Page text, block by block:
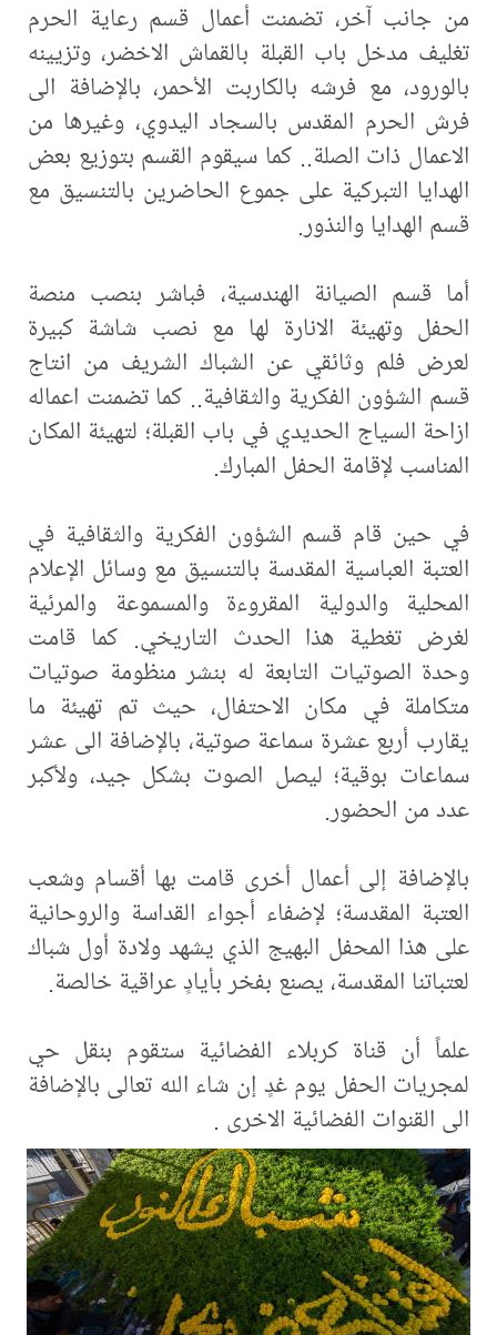
من جانب آخر، تضمنت أعمال قسم رعاية الحرم
تغليف مدخل باب القبلة بالقماش الاخضر، وتزيينه
بالورود، مع فرشه بالكاربت الأحمر، بالإضافة الى
فرش الحرم المقدس بالسجاد اليدوي، وغيرها من
الاعمال ذات الصلة.. كما سيقوم القسم بتوزيع بعض
الهدايا التبركية على جموع الحاضرين بالتنسيق مع
قسم الهدايا والنذور.
أما قسم الصيانة الهندسية، فباشر بنصب منصة
الحفل وتهيئة الانارة لها مع نصب شاشة كبيرة
لعرض فلم وثائقي عن الشباك الشريف من انتاج
قسم الشؤون الفكرية والثقافية.. كما تضمنت اعماله
ازاحة السياج الحديدي في باب القبلة؛ لتهيئة المكان
المناسب لإقامة الحفل المبارك.
في حين قام قسم الشؤون الفكرية والثقافية في
العتبة العباسية المقدسة بالتنسيق مع وسائل الإعلام
المحلية والدولية المقروءة والمسموعة والمرئية
لغرض تغطية هذا الحدث التاريخي. كما قامت
وحدة الصوتيات التابعة له بنشر منظومة صوتيات
متكاملة في مكان الاحتفال، حيث تم تهيئة ما
يقارب أربع عشرة سماعة صوتية، بالإضافة الى عشر
سماعات بوقية؛ ليصل الصوت بشكل جيد، ولأكبر
عدد من الحضور.
بالإضافة إلى أعمال أخرى قامت بها أقسام وشعب
العتبة المقدسة؛ لإضفاء أجواء القداسة والروحانية
على هذا المحفل البهيج الذي يشهد ولادة أول شباك
لعتباتنا المقدسة، يصنع بفخر بأيادٍ عراقية خالصة.
علماً أن قناة كربلاء الفضائية ستقوم بنقل حي
لمجريات الحفل يوم غدٍ إن شاء الله تعالى بالإضافة
الى القنوات الفضائية الاخرى .